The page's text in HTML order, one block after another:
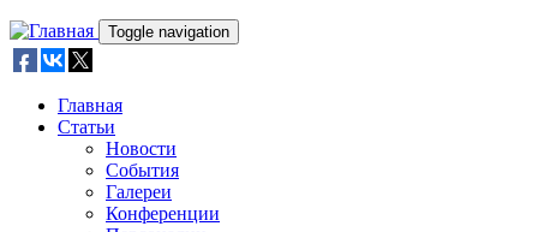
Toggle navigation
Главная
Статьи
Новости
События
Галереи
Конференции